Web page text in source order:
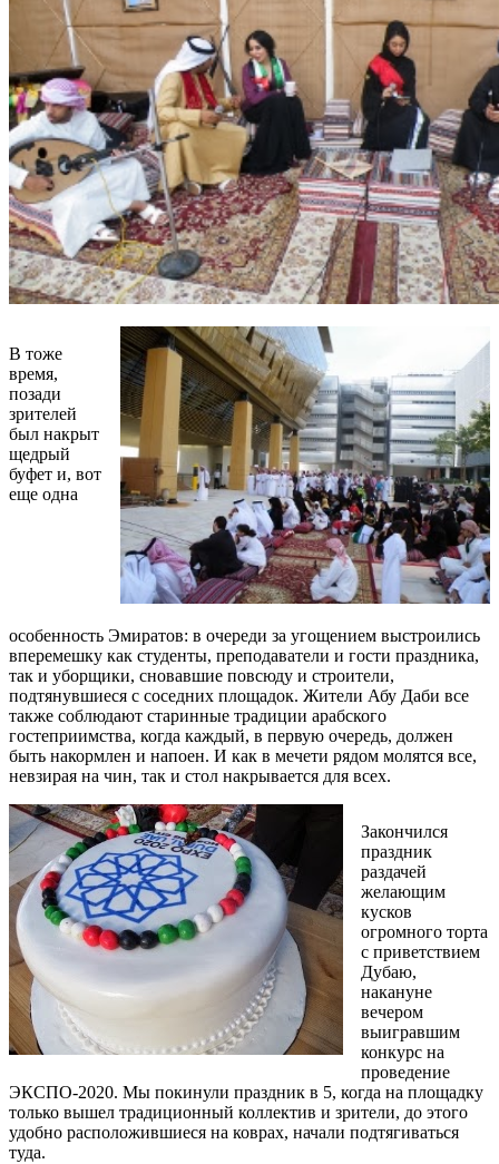
В тоже
время,
позади
зрителей
был накрыт
щедрый
буфет и, вот
еще одна
особенность Эмиратов: в очереди за угощением выстроились
вперемешку как студенты, преподаватели и гости праздника,
так и уборщики, сновавшие повсюду и строители,
подтянувшиеся с соседних площадок. Жители Абу Даби все
также соблюдают старинные традиции арабского
гостеприимства, когда каждый, в первую очередь, должен
быть накормлен и напоен. И как в мечети рядом молятся все,
невзирая на чин, так и стол накрывается для всех.
Закончился
праздник
раздачей
желающим
кусков
огромного торта
с приветствием
Дубаю,
накануне
вечером
выигравшим
конкурс на
проведение
ЭКСПО-2020. Мы покинули праздник в 5, когда на площадку
только вышел традиционный коллектив и зрители, до этого
удобно расположившиеся на коврах, начали подтягиваться
туда.